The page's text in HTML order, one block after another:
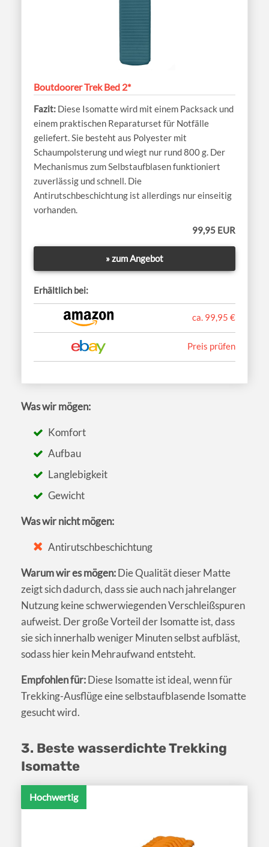
Boutdoorer Trek Bed 2*
Diese Isomatte wird mit einem Packsack und
einem praktischen Reparaturset für Notfälle
geliefert. Sie besteht aus Polyester mit
Schaumpolsterung und wiegt nur rund 800 g. Der
Mechanismus zum Selbstaufblasen funktioniert
zuverlässig und schnell. Die
Antirutschbeschichtung ist allerdings nur einseitig
vorhanden.
99,95 EUR
» zum Angebot
Erhältlich bei:
ca. 99,95 €
Preis prüfen
Was wir mögen:
Komfort
Aufbau
Langlebigkeit
Gewicht
Was wir nicht mögen:
Antirutschbeschichtung
Warum wir es mögen:Die Qualität dieser Matte
zeigt sich dadurch, dass sie auch nach jahrelanger
Nutzung keine schwerwiegenden Verschleißspuren
aufweist. Der große Vorteil der Isomatte ist, dass
sie sich innerhalb weniger Minuten selbst aufbläst,
sodass hier kein Mehraufwand entsteht.
Empfohlen für:Diese Isomatte ist ideal, wenn für
Trekking-Ausflüge eine selbstaufblasende Isomatte
gesucht wird.
3. Beste wasserdichte Trekking
Isomatte
Hochwertig